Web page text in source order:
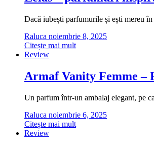
Dacă iubești parfumurile și ești mereu
Raluca noiembrie 8, 2025
Citește mai mult
Review
Armaf Vanity Femme –
Un parfum într-un ambalaj elegant, pe
Raluca noiembrie 6, 2025
Citește mai mult
Review